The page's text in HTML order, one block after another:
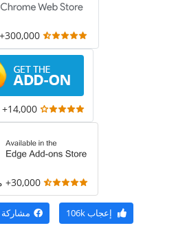
300,000+ مستخدم
14,000+ مستخدم
30,000+ مستخدم
إعجاب106k مشاركة